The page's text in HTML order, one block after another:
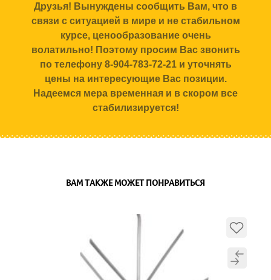
Друзья! Вынуждены сообщить Вам, что в
связи с ситуацией в мире и не стабильном
курсе, ценообразование очень
волатильно! Поэтому просим Вас звонить
по телефону 8-904-783-72-21 и уточнять
цены на интересующие Вас позиции.
Надеемся мера временная и в скором все
стабилизируется!
ВАМ ТАКЖЕ МОЖЕТ ПОНРАВИТЬСЯ